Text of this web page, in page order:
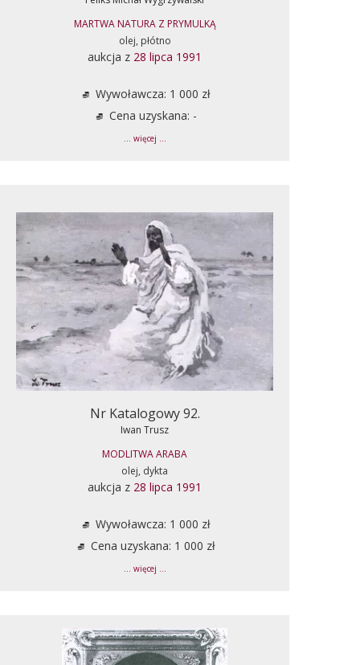
MARTWA NATURA Z PRYMULKĄ
olej, płótno
aukcja z 28 lipca 1991
Wywoławcza: 1 000 zł
Cena uzyskana: -
... więcej ...
Nr Katalogowy 92.
Iwan Trusz
MODLITWA ARABA
olej, dykta
aukcja z 28 lipca 1991
Wywoławcza: 1 000 zł
Cena uzyskana: 1 000 zł
... więcej ...